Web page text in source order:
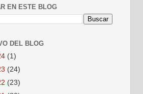
EN ESTE BLOG
DEL BLOG
(1)
(24)
(23)